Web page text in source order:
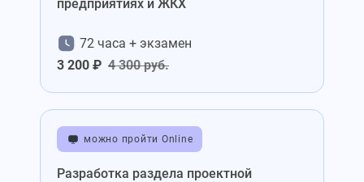
предприятиях и ЖКХ
72 часа + экзамен
3 200 ₽ 4 300 руб.
можно пройти Online
Разработка раздела проектной